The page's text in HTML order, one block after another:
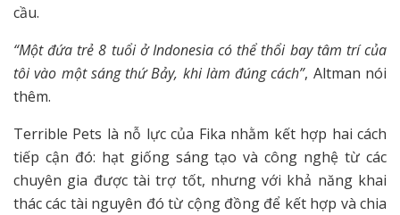
cầu.
“Một đứa trẻ 8 tuổi ở Indonesia có thể thổi bay tâm trí của
tôi vào một sáng thứ Bảy, khi làm đúng cách”, Altman nói
thêm.
Terrible Pets là nỗ lực của Fika nhằm kết hợp hai cách
tiếp cận đó: hạt giống sáng tạo và công nghệ từ các
chuyên gia được tài trợ tốt, nhưng với khả năng khai
thác các tài nguyên đó từ cộng đồng để kết hợp và chia